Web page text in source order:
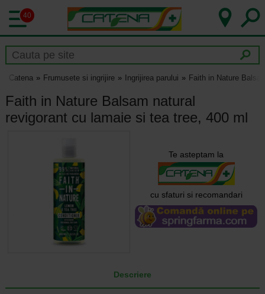
40
Catena Frumusete si ingrijire Ingrijirea parului Faith in Nature
Faith in Nature Balsam natural
revigorant cu lamaie si tea tree, 400 ml
Te asteptam la
cu sfaturi si recomandari
Descriere